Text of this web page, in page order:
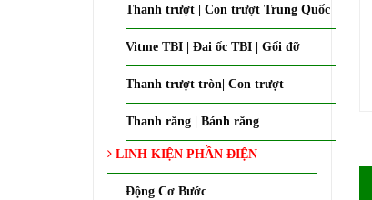
Thanh trượt | Con trượt Trung Quốc
Vitme TBI | Đai ốc TBI | Gối đỡ
Thanh trượt tròn| Con trượt
Thanh răng | Bánh răng
LINH KIỆN PHẦN ĐIỆN
Động Cơ Bước